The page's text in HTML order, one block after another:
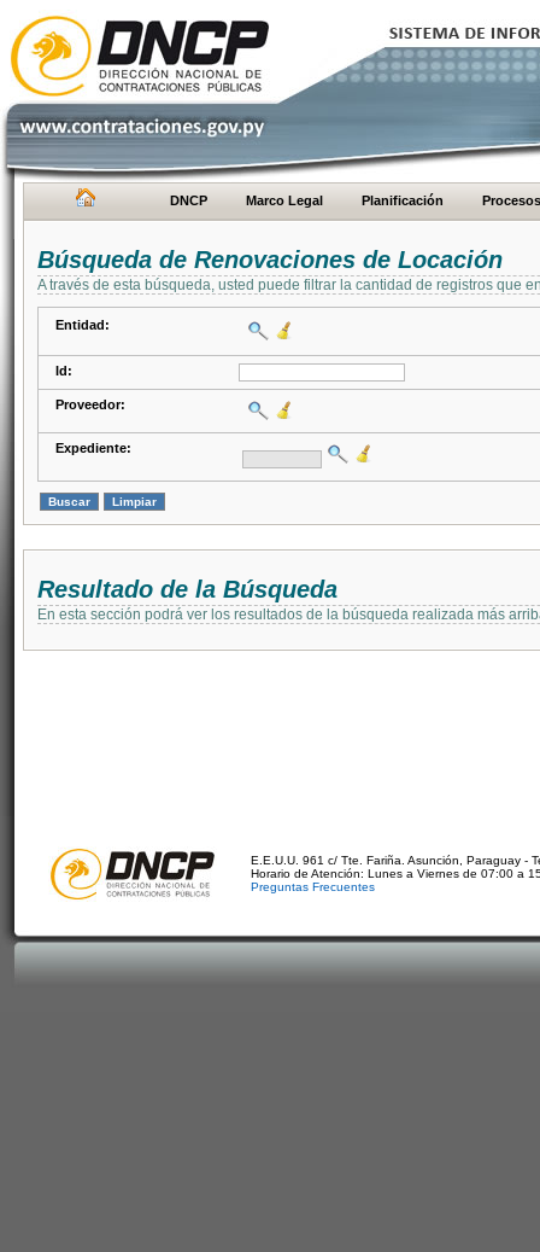
DNCP Marco Legal Planificación Procesos
Búsqueda de Renovaciones de Locación
A través de esta búsqueda, usted puede filtrar la cantidad de registros que
Entidad:
Id:
Proveedor:
Expediente:
Resultado de la Búsqueda
En esta sección podrá ver los resultados de la búsqueda realizada más
E.E.U.U. 961 c/ Tte. Fariña. Asunción, Paraguay -
Horario de Atención: Lunes a Viernes de 07:00 a
Preguntas Frecuentes